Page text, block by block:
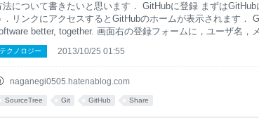
naganegi0505.hatenablog.com
法について書きたいと思います． GitHubに登録 まずはGitHub
．リンクにアクセスするとGitHubのホームが表示されます．
better, together. 画面右の登録フォームに，ユーザ名，
スワードを入力して，"Sign up for free"のボタンを押せば登録
簡単です！！ リモートリポジトリの作成 登録が完了したら，
ボタン（下図参照）を押すとリポジトリ作成画面に移
テクノロジー 2013/10/25 01:55
SourceTree Git GitHub Share